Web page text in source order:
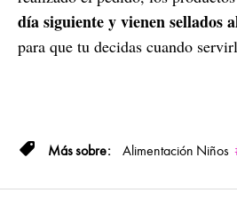
día siguiente y vienen sellados
para que tu decidas cuando
Alimentación Niños